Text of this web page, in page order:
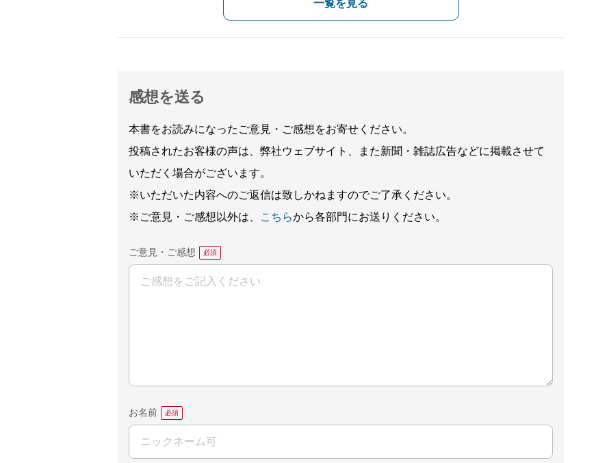
一覧を見る
感想を送る
本書をお読みになったご意見・ご感想をお寄せください。
投稿されたお客様の声は、弊社ウェブサイト、また新聞・雑誌広告などに掲載させて
いただく場合がございます。
※いただいた内容へのご返信は致しかねますのでご了承ください。
※ご意見・ご感想以外は、
こちらから各部門にお送りください。
ご意見・ご感想
お名前